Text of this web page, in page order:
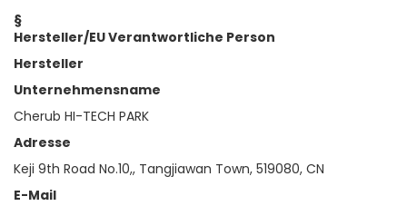
§
Hersteller/EU Verantwortliche Person
Hersteller
Unternehmensname
Cherub HI-TECH PARK
Adresse
Keji 9th Road No.10,, Tangjiawan Town, 519080, CN
E-Mail